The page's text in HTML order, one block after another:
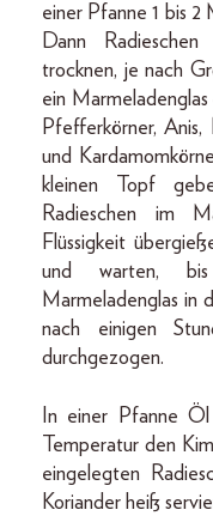
einer Pfanne 1 bis
Dann
trocknen, je nach
ein Marmeladenglas
Pfefferkörner, Anis,
und
kleinen Topf
Radieschen im
Flüssigkeit
und warten,
Marmeladenglas in
nach einigen
durchgezogen.
In einer Pfanne
Temperatur den
eingelegten
Koriander heiß